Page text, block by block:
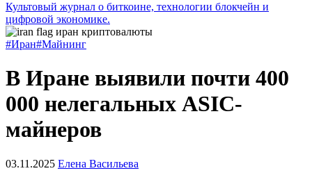
Культовый журнал о биткоине, технологии блокчейн и
цифровой экономике.
#Иран#Майнинг
В Иране выявили почти 400
000 нелегальных ASIC-
майнеров
03.11.2025 Елена Васильева